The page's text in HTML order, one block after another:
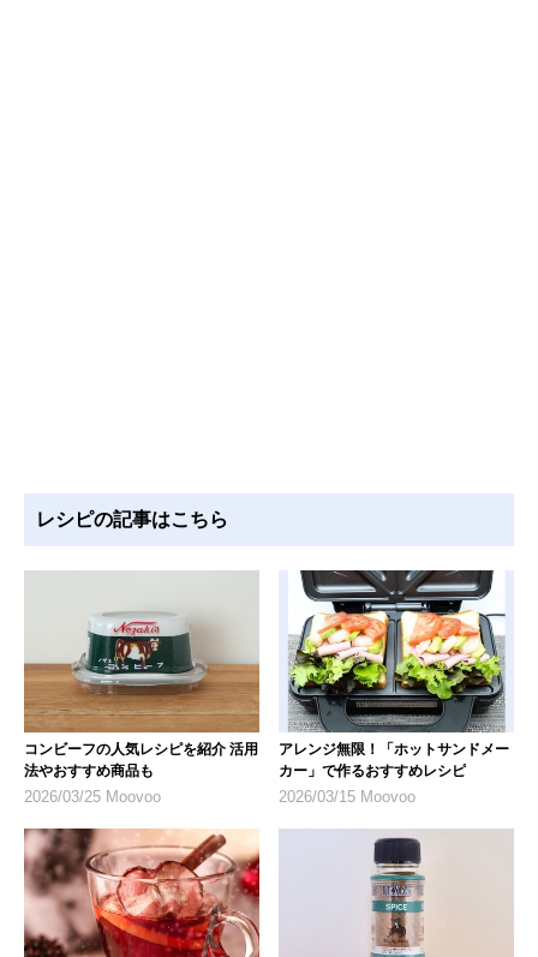
レシピの記事はこちら
コンビーフの人気レシピを紹介 活用
法やおすすめ商品も
2026/03/25 Moovoo
アレンジ無限！「ホットサンドメー
カー」で作るおすすめレシピ
2026/03/15 Moovoo